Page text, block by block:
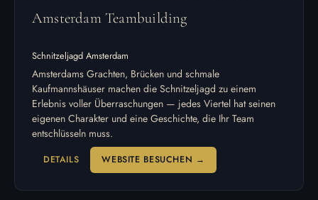
Amsterdam Teambuilding
Schnitzeljagd Amsterdam
Amsterdams Grachten, Brücken und schmale
Kaufmannshäuser machen die Schnitzeljagd zu einem
Erlebnis voller Überraschungen — jedes Viertel hat seinen
eigenen Charakter und eine Geschichte, die Ihr Team
entschlüsseln muss.
DETAILS WEBSITE BESUCHEN →